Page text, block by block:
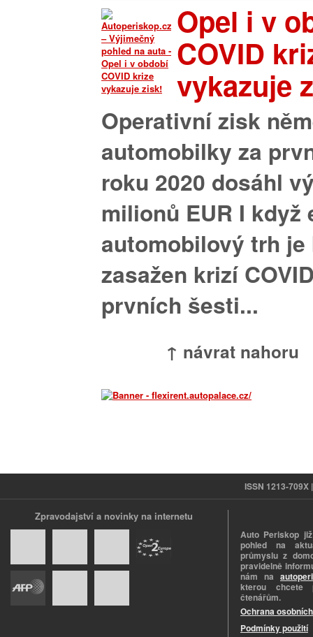
Opel i v
COVID
vykazuje
Operativní zisk
automobilky za
roku 2020 dosáhl
milionů EUR I když
automobilový trh je
zasažen krizí
prvních šesti...
↑ návrat nahoru
ISSN 1213-
Zpravodajství a novinky na internetu
Auto Periskop
pohled na
průmyslu z
pravidelně
nám na
kterou chcete
čtenářům.
Ochrana
Podmínky použití